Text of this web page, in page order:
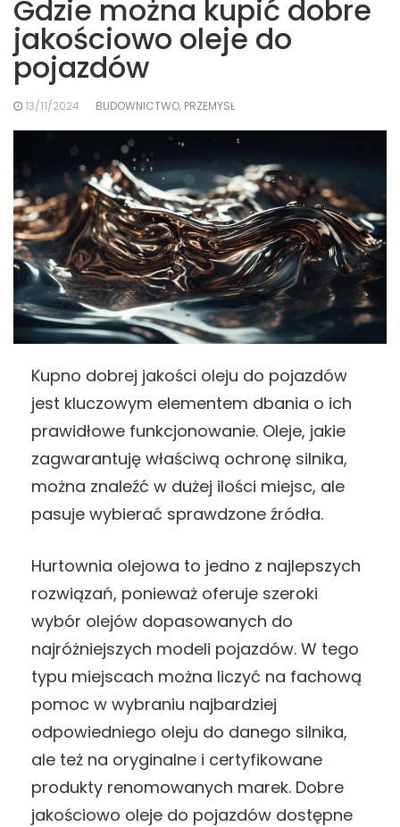
Gdzie można kupić dobre
jakościowo oleje do
pojazdów
13/11/2024 BUDOWNICTWO, PRZEMYSŁ
Kupno dobrej jakości oleju do pojazdów
jest kluczowym elementem dbania o ich
prawidłowe funkcjonowanie. Oleje, jakie
zagwarantuję właściwą ochronę silnika,
można znaleźć w dużej ilości miejsc, ale
pasuje wybierać sprawdzone źródła.
Hurtownia olejowa to jedno z najlepszych
rozwiązań, ponieważ oferuje szeroki
wybór olejów dopasowanych do
najróżniejszych modeli pojazdów. W tego
typu miejscach można liczyć na fachową
pomoc w wybraniu najbardziej
odpowiedniego oleju do danego silnika,
ale też na oryginalne i certyfikowane
produkty renomowanych marek. Dobre
jakościowo oleje do pojazdów dostępne